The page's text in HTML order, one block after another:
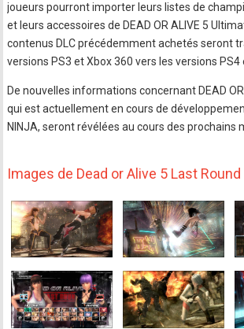
joueurs pourront importer leurs listes de
et leurs accessoires de DEAD OR ALIVE 5
contenus DLC précédemment achetés seront
versions PS3 et Xbox 360 vers les versions PS4
De nouvelles informations concernant DEAD
qui est actuellement en cours de
NINJA, seront révélées au cours des prochains
Images de Dead or Alive 5 Last Round